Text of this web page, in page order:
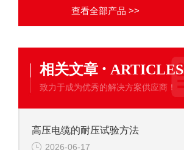
查看全部产品 >>
相关文章 · ARTICLES
致力于成为优秀的解决方案供应商！
高压电缆的耐压试验方法
2026-06-17